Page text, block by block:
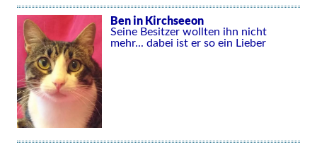
Ben in Kirchseeon
Seine Besitzer wollten ihn nicht
mehr... dabei ist er so ein Lieber